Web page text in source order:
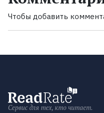
Чтобы добавить
Сервис для тех, кто читает.